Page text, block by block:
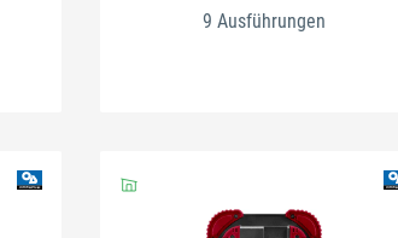
9 Ausführungen